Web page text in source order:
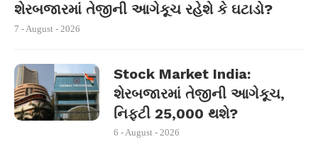
શેરબજારમાં તેજીની આગેકૂચ રહેશે કે ઘટાડો?
7 - August - 2026
Stock Market India:
શેરબજારમાં તેજીની આગેકૂચ,
નિફ્ટી 25,000 થશે?
6 - August - 2026